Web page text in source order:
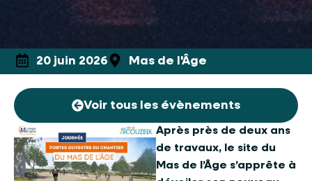
20 juin 2026 Mas de l'Âge
Voir tous les évènements
Après près de deux ans
de travaux, le site du
Mas de l’Âge s’apprête à